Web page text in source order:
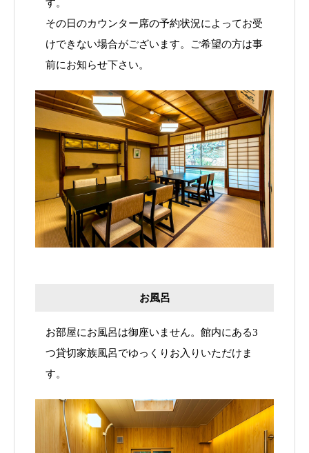
す。
その日のカウンター席の予約状況によってお受
けできない場合がございます。ご希望の方は事
前にお知らせ下さい。
お風呂
お部屋にお風呂は御座いません。館内にある3
つ貸切家族風呂でゆっくりお入りいただけま
す。